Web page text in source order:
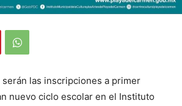
serán las inscripciones a primer
nuevo ciclo escolar en el Instituto